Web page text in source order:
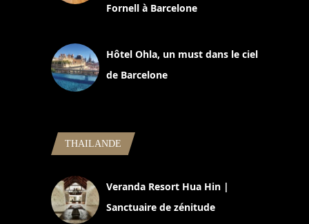
Fornell à Barcelone
Hôtel Ohla, un must dans le ciel
de Barcelone
THAILANDE
Veranda Resort Hua Hin |
Sanctuaire de zénitude